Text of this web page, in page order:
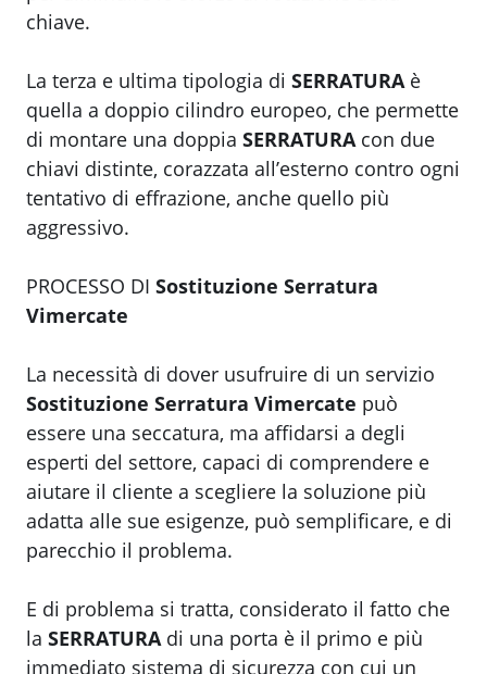
chiave.
La terza e ultima tipologia di SERRATURAè
quella a doppio cilindro europeo, che permette
di montare una doppia SERRATURAcon due
chiavi distinte, corazzata all’esterno contro ogni
tentativo di effrazione, anche quello più
aggressivo.
PROCESSO DI Sostituzione Serratura
Vimercate
La necessità di dover usufruire di un servizio
Sostituzione Serratura Vimercate può
essere una seccatura, ma affidarsi a degli
esperti del settore, capaci di comprendere e
aiutare il cliente a scegliere la soluzione più
adatta alle sue esigenze, può semplificare, e di
parecchio il problema.
E di problema si tratta, considerato il fatto che
la SERRATURAdi una porta è il primo e più
immediato sistema di sicurezza con cui un